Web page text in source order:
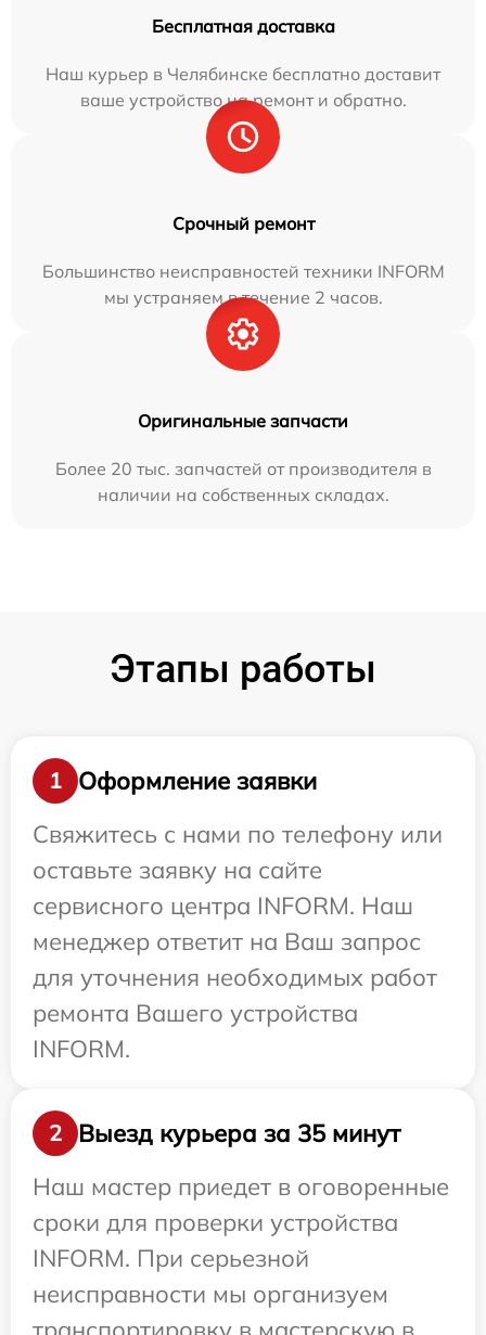
Бесплатная доставка
Наш курьер в Челябинске бесплатно доставит
ваше устройство на ремонт и обратно.
Срочный ремонт
Большинство неисправностей техники INFORM
мы устраняем в течение 2 часов.
Оригинальные запчасти
Более 20 тыс. запчастей от производителя в
наличии на собственных складах.
Этапы работы
1
Оформление заявки
Свяжитесь с нами по телефону или
оставьте заявку на сайте
сервисного центра INFORM. Наш
менеджер ответит на Ваш запрос
для уточнения необходимых работ
ремонта Вашего устройства
INFORM.
2
Выезд курьера за 35 минут
Наш мастер приедет в оговоренные
сроки для проверки устройства
INFORM. При серьезной
неисправности мы организуем